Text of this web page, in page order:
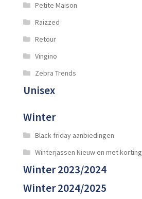
Petite Maison
Raizzed
Retour
Vingino
Zebra Trends
Unisex
Winter
Black friday aanbiedingen
Winterjassen Nieuw en met korting
Winter 2023/2024
Winter 2024/2025